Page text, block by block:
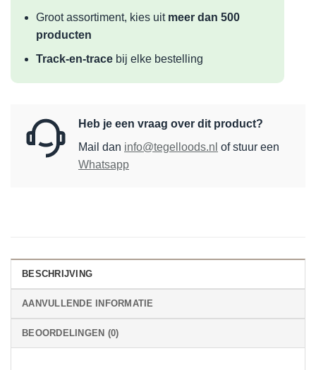
Groot assortiment, kies uit meer dan 500
producten
Track-en-tracebij elke bestelling
Heb je een vraag over dit product?
Mail dan info@tegelloods.nl of stuur een
Whatsapp
BESCHRIJVING
AANVULLENDE INFORMATIE
BEOORDELINGEN (0)